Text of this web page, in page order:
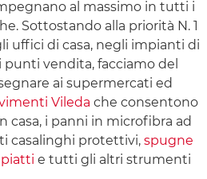
al massimo in tutti i
Sottostando alla priorità N. 1
uffici di casa, negli impianti di
vendita, facciamo del
ai supermercati ed
Vileda che consentono
casa, i panni in microfibra ad
casalinghi protettivi, spugne
e tutti gli altri strumenti